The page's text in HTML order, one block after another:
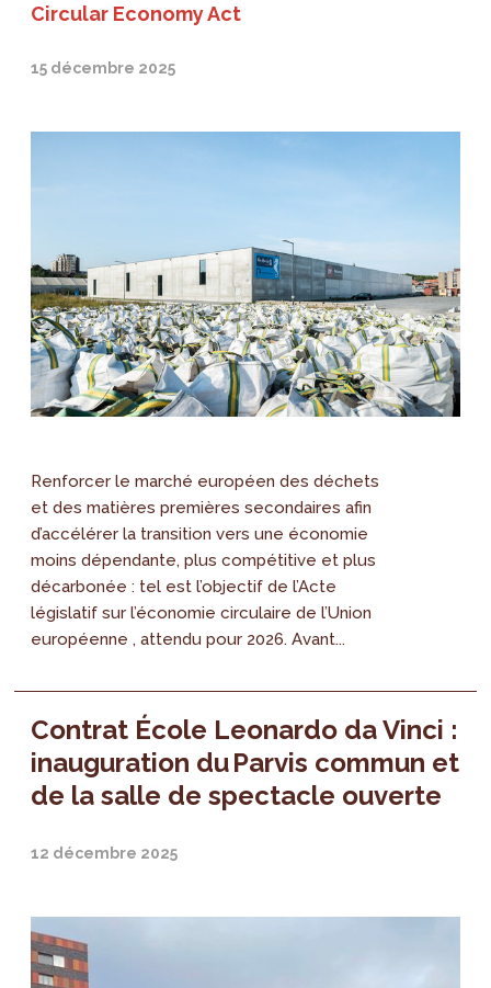
Circular Economy Act
15 décembre 2025
Renforcer le marché européen des déchets
et des matières premières secondaires afin
d’accélérer la transition vers une économie
moins dépendante, plus compétitive et plus
décarbonée : tel est l’objectif de l’Acte
législatif sur l’économie circulaire de l’Union
européenne , attendu pour 2026. Avant...
Contrat École Leonardo da Vinci :
inauguration du Parvis commun et
de la salle de spectacle ouverte
12 décembre 2025